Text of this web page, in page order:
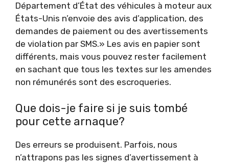
Département d’État des véhicules à moteur aux
États-Unis n’envoie des avis d’application, des
demandes de paiement ou des avertissements
de violation par SMS.» Les avis en papier sont
différents, mais vous pouvez rester facilement
en sachant que tous les textes sur les amendes
non rémunérés sont des escroqueries.
Que dois-je faire si je suis tombé
pour cette arnaque?
Des erreurs se produisent. Parfois, nous
n’attrapons pas les signes d’avertissement à